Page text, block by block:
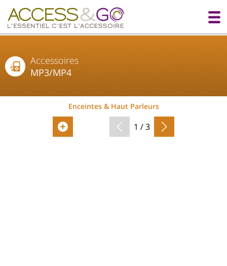
Accessoires
MP3/MP4
Enceintes & Haut Parleurs
1 / 3